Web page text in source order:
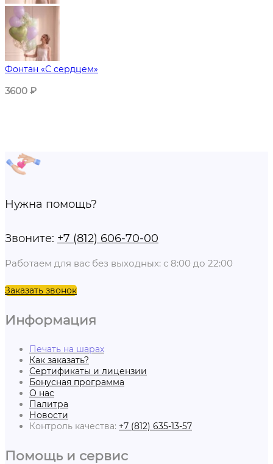
Фонтан «С сердцем»
3600 ₽
Нужна помощь?
Звоните: +7 (812) 606-70-00
Работаем для вас без выходных: с 8:00 до 22:00
Заказать звонок
Информация
Печать на шарах
Как заказать?
Сертификаты и лицензии
Бонусная программа
О нас
Палитра
Новости
Контроль качества: +7 (812) 635-13-57
Помощь и сервис